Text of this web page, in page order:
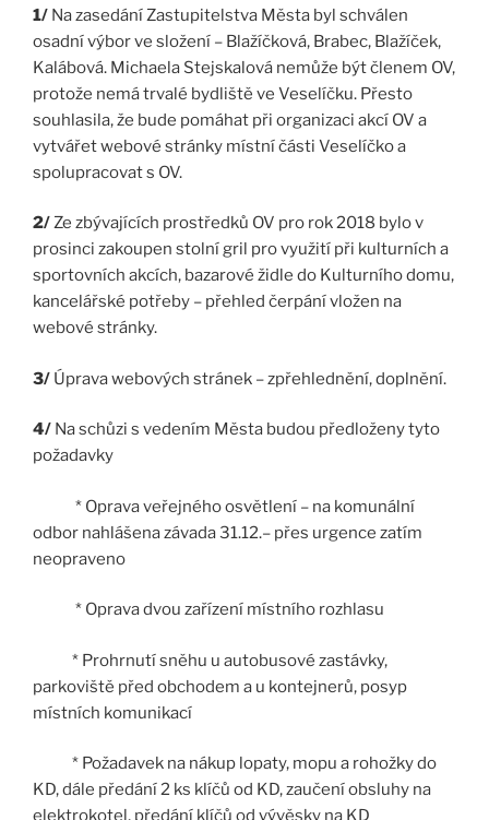
1/ Na zasedání Zastupitelstva Města byl schválen
osadní výbor ve složení – Blažíčková, Brabec, Blažíček,
Kalábová. Michaela Stejskalová nemůže být členem OV,
protože nemá trvalé bydliště ve Veselíčku. Přesto
souhlasila, že bude pomáhat při organizaci akcí OV a
vytvářet webové stránky místní části Veselíčko a
spolupracovat s OV.
2/Ze zbývajících prostředků OV pro rok 2018 bylo v
prosinci zakoupen stolní gril pro využití při kulturních a
sportovních akcích, bazarové židle do Kulturního domu,
kancelářské potřeby – přehled čerpání vložen na
webové stránky.
3/ Úprava webových stránek – zpřehlednění, doplnění.
4/ Na schůzi s vedením Města budou předloženy tyto
požadavky
* Oprava veřejného osvětlení – na komunální
odbor nahlášena závada 31.12.– přes urgence zatím
neopraveno
* Oprava dvou zařízení místního rozhlasu
* Prohrnutí sněhu u autobusové zastávky,
parkoviště před obchodem a u kontejnerů, posyp
místních komunikací
* Požadavek na nákup lopaty, mopu a rohožky do
KD, dále předání 2 ks klíčů od KD, zaučení obsluhy na
elektrokotel, předání klíčů od vývěsky na KD